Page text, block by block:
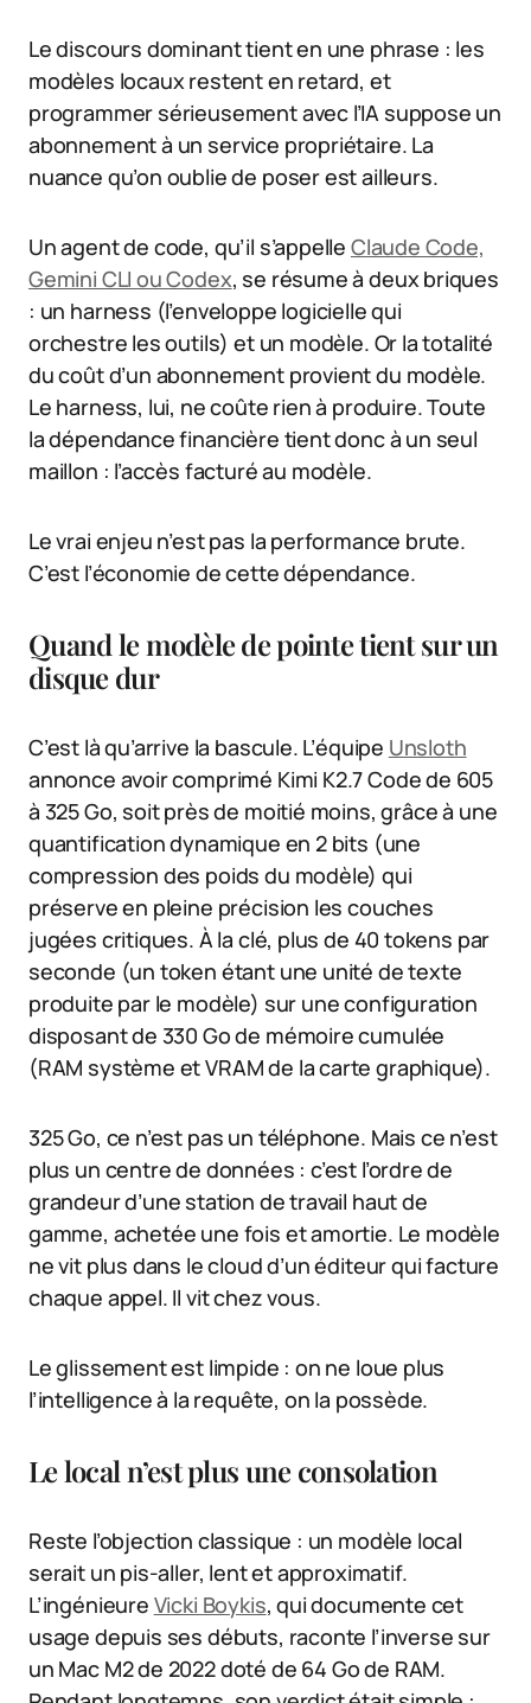
Le discours dominant tient en une phrase : les
modèles locaux restent en retard, et
programmer sérieusement avec l’IA suppose un
abonnement à un service propriétaire. La
nuance qu’on oublie de poser est ailleurs.
Un agent de code, qu’il s’appelle Claude Code,
Gemini CLI ou Codex, se résume à deux briques
: un harness (l’enveloppe logicielle qui
orchestre les outils) et un modèle. Or la totalité
du coût d’un abonnement provient du modèle.
Le harness, lui, ne coûte rien à produire. Toute
la dépendance financière tient donc à un seul
maillon : l’accès facturé au modèle.
Le vrai enjeu n’est pas la performance brute.
C’est l’économie de cette dépendance.
Quand le modèle de pointe tient sur un
disque dur
C’est là qu’arrive la bascule. L’équipe Unsloth
annonce avoir comprimé Kimi K2.7 Code de 605
à 325 Go, soit près de moitié moins, grâce à une
quantification dynamique en 2 bits (une
compression des poids du modèle) qui
préserve en pleine précision les couches
jugées critiques. À la clé, plus de 40 tokens par
seconde (un token étant une unité de texte
produite par le modèle) sur une configuration
disposant de 330 Go de mémoire cumulée
(RAM système et VRAM de la carte graphique).
325 Go, ce n’est pas un téléphone. Mais ce n’est
plus un centre de données : c’est l’ordre de
grandeur d’une station de travail haut de
gamme, achetée une fois et amortie. Le modèle
ne vit plus dans le cloud d’un éditeur qui facture
chaque appel. Il vit chez vous.
Le glissement est limpide : on ne loue plus
l’intelligence à la requête, on la possède.
Le local n’est plus une consolation
Reste l’objection classique : un modèle local
serait un pis-aller, lent et approximatif.
L’ingénieure Vicki Boykis, qui documente cet
usage depuis ses débuts, raconte l’inverse sur
un Mac M2 de 2022 doté de 64 Go de RAM.